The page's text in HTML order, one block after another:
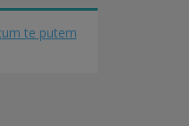
te putem